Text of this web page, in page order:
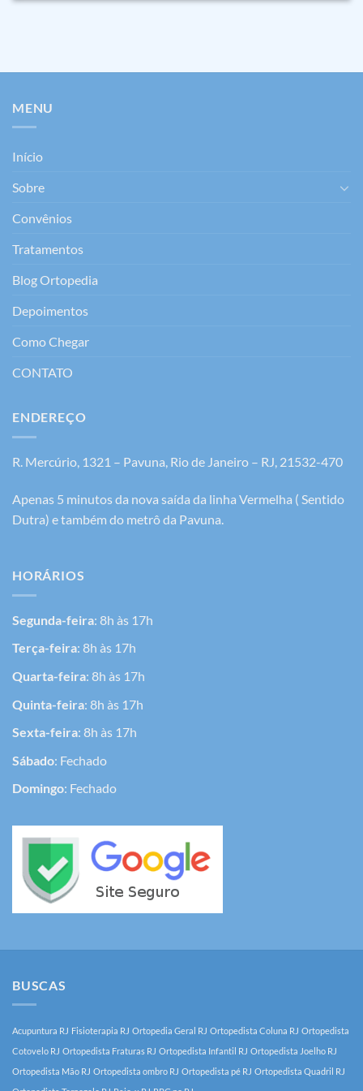
MENU
Início
Sobre
Convênios
Tratamentos
Blog Ortopedia
Depoimentos
Como Chegar
CONTATO
ENDEREÇO
R. Mercúrio, 1321 – Pavuna, Rio de Janeiro – RJ, 21532-470
Apenas 5 minutos da nova saída da linha Vermelha ( Sentido
Dutra) e também do metrô da Pavuna.
HORÁRIOS
Segunda-feira: 8h às 17h
Terça-feira: 8h às 17h
Quarta-feira: 8h às 17h
Quinta-feira: 8h às 17h
Sexta-feira: 8h às 17h
Sábado: Fechado
Domingo: Fechado
BUSCAS
Acupuntura RJ Fisioterapia RJ Ortopedia Geral RJ Ortopedista Coluna RJ Ortopedista
Cotovelo RJ Ortopedista Fraturas RJ Ortopedista Infantil RJ Ortopedista Joelho RJ
Ortopedista Mão RJ Ortopedista ombro RJ Ortopedista pé RJ Ortopedista Quadril RJ